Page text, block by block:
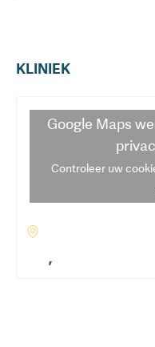
KLINIEK
Google Maps
Controleer uw
,